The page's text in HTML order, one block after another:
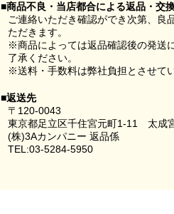
■商品不良・当店都合による返品・交
ご連絡いただき確認ができ次第、良
ただきます。
※商品によっては返品確認後の発送
了承ください。
※送料・手数料は弊社負担とさせて
■返送先
〒120-0043
東京都足立区千住宮元町1-11 太成
(株)3Aカンパニー 返品係
TEL:03-5284-5950